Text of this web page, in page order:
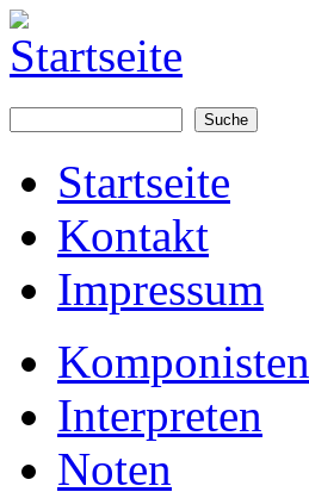
Startseite
Kontakt
Impressum
Komponisten
Interpreten
Noten